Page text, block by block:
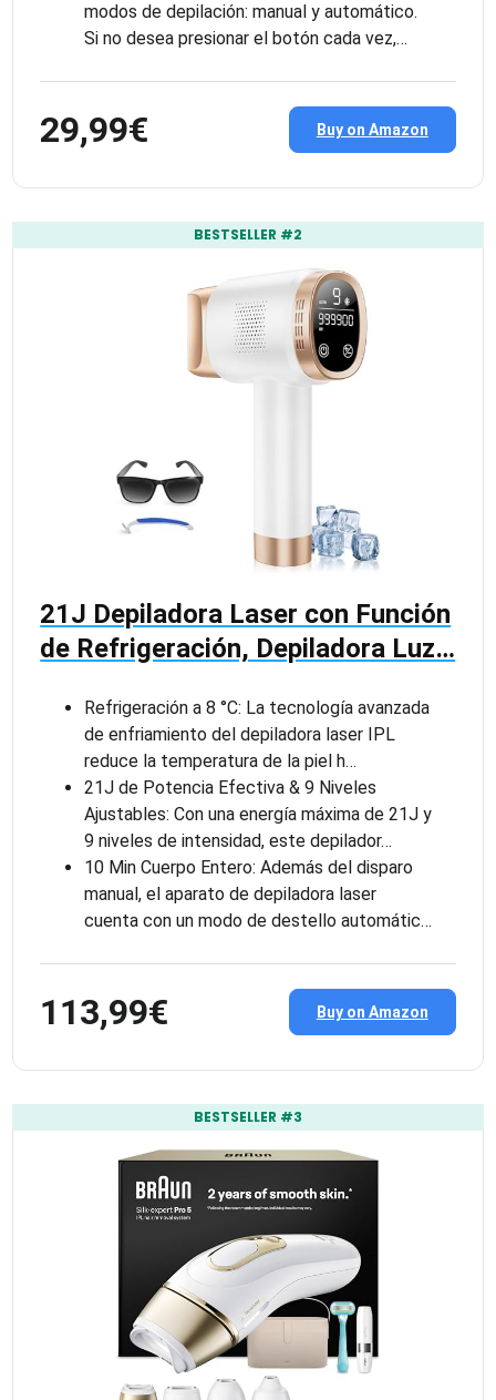
modos de depilación: manual y automático.
Si no desea presionar el botón cada vez,…
29,99€ Buy on Amazon
BESTSELLER #2
21J Depiladora Laser con Función
de Refrigeración, Depiladora Luz…
Refrigeración a 8 °C: La tecnología avanzada
de enfriamiento del depiladora laser IPL
reduce la temperatura de la piel h…
21J de Potencia Efectiva & 9 Niveles
Ajustables: Con una energía máxima de 21J y
9 niveles de intensidad, este depilador…
10 Min Cuerpo Entero: Además del disparo
manual, el aparato de depiladora laser
cuenta con un modo de destello automátic…
113,99€ Buy on Amazon
BESTSELLER #3